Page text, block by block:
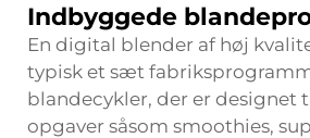
Indbyggede
En digital blender af høj
typisk et sæt
blandecykler, der er designet
opgaver såsom smoothies,